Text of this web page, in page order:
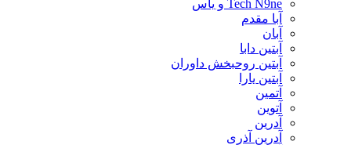
Tech N9ne و یاس
آبا مقدم
آبان
آبتین دابا
آبتین روحبخش داوران
آبتین یارا
آتمین
آتوین
آدرین
آدرین آذری